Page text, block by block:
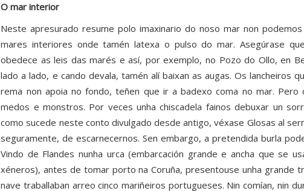
O mar interior
Neste apresurado resume polo imaxinario do noso mar non
mares interiores onde tamén latexa o pulso do mar. Asegúrase
obedece as leis das marés e así, por exemplo, no Pozo do Ollo, en
lado a lado, e cando devala, tamén alí baixan as augas. Os lancheiros
rema non apoia no fondo, teñen que ir a badexo coma no mar.
medos e monstros. Por veces unha chiscadela fainos debuxar un
como sucede neste conto divulgado desde antigo, véxase Glosas al
seguramente, de escarnecernos. Sen embargo, a pretendida burla
Vindo de Flandes nunha urca (embarcación grande e ancha que se
xéneros), antes de tomar porto na Coruña, presentouse unha grande
nave traballaban arreo cinco mariñeiros portugueses. Nin comían, nin